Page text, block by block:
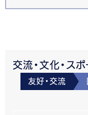
交流・文化・スポ
友好・交流